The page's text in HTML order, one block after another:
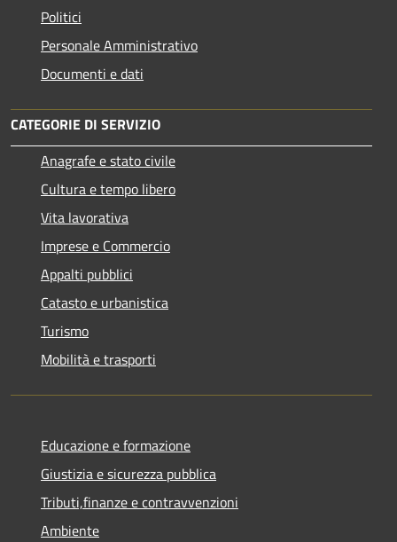
Politici
Personale Amministrativo
Documenti e dati
CATEGORIE DI SERVIZIO
Anagrafe e stato civile
Cultura e tempo libero
Vita lavorativa
Imprese e Commercio
Appalti pubblici
Catasto e urbanistica
Turismo
Mobilità e trasporti
Educazione e formazione
Giustizia e sicurezza pubblica
Tributi,finanze e contravvenzioni
Ambiente